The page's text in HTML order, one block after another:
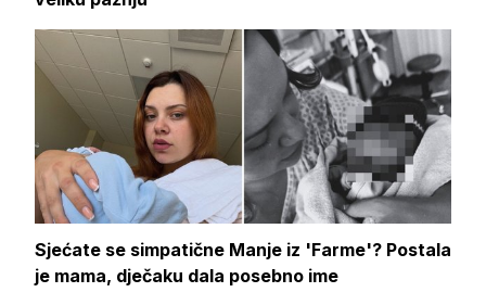
Sjećate se simpatične Manje iz 'Farme'? Postala
je mama, dječaku dala posebno ime